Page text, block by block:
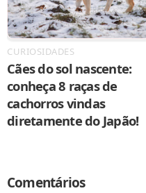
CURIOSIDADES
Cães do sol nascente:
conheça 8 raças de
cachorros vindas
diretamente do Japão!
Comentários